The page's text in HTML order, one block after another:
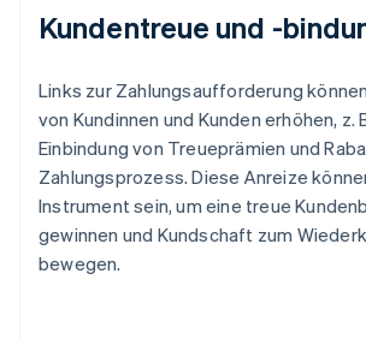
Kundentreue und -
Links zur Zahlungsaufforderung
von Kundinnen und Kunden erhöhen, z.
Einbindung von Treueprämien und
Zahlungsprozess. Diese Anreize
Instrument sein, um eine treue
gewinnen und Kundschaft zum
bewegen.